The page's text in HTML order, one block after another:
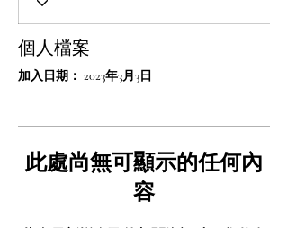
個人檔案
加入日期： 2023年3月3日
此處尚無可顯示的任何內
容